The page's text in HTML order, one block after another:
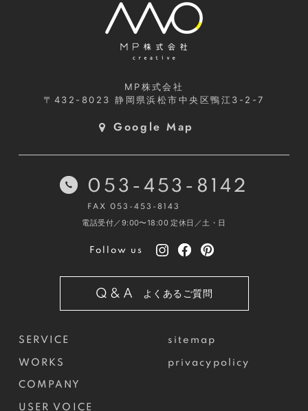
MP株式会社
〒432-8023静岡県浜松市中央区鴨江3-2-7
Google Map
SERVICE
WORKS
COMPANY
USER VOICE
sitemap
privacypolicy
053-453-8142
FAX 053-453-8143
電話受付／9:00〜18:00 定休日／土・日
Follow us
Q&A よくあるご質問